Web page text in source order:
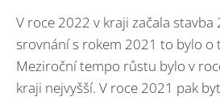
V roce 2022 v kraji začala stavba
srovnání s rokem 2021 to bylo o
Meziroční tempo růstu bylo v
kraji nejvyšší. V roce 2021 pak